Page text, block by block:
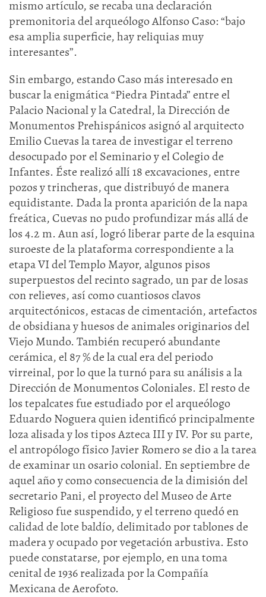
mismo artículo, se recaba una declaración
premonitoria del arqueólogo Alfonso Caso: “bajo
esa amplia superficie, hay reliquias muy
interesantes”.
Sin embargo, estando Caso más interesado en
buscar la enigmática “Piedra Pintada” entre el
Palacio Nacional y la Catedral, la Dirección de
Monumentos Prehispánicos asignó al arquitecto
Emilio Cuevas la tarea de investigar el terreno
desocupado por el Seminario y el Colegio de
Infantes. Éste realizó allí 18 excavaciones, entre
pozos y trincheras, que distribuyó de manera
equidistante. Dada la pronta aparición de la napa
freática, Cuevas no pudo profundizar más allá de
los 4.2 m. Aun así, logró liberar parte de la esquina
suroeste de la plataforma correspondiente a la
etapa VI del Templo Mayor, algunos pisos
superpuestos del recinto sagrado, un par de losas
con relieves, así como cuantiosos clavos
arquitectónicos, estacas de cimentación, artefactos
de obsidiana y huesos de animales originarios del
Viejo Mundo. También recuperó abundante
cerámica, el 87 % de la cual era del periodo
virreinal, por lo que la turnó para su análisis a la
Dirección de Monumentos Coloniales. El resto de
los tepalcates fue estudiado por el arqueólogo
Eduardo Noguera quien identificó principalmente
loza alisada y los tipos Azteca III y IV. Por su parte,
el antropólogo físico Javier Romero se dio a la tarea
de examinar un osario colonial. En septiembre de
aquel año y como consecuencia de la dimisión del
secretario Pani, el proyecto del Museo de Arte
Religioso fue suspendido, y el terreno quedó en
calidad de lote baldío, delimitado por tablones de
madera y ocupado por vegetación arbustiva. Esto
puede constatarse, por ejemplo, en una toma
cenital de 1936 realizada por la Compañía
Mexicana de Aerofoto.